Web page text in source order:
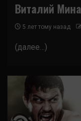
Виталий
5 лет тому назад
(далее…)